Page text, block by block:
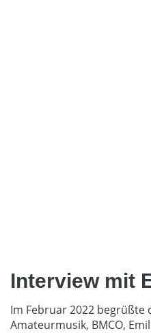
Interview mit
Im Februar 2022 begrüßte
Amateurmusik, BMCO,